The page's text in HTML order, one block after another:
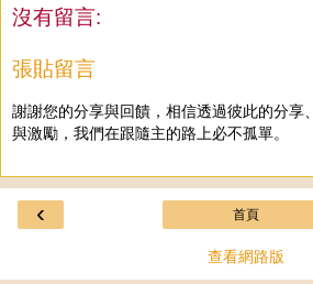
沒有留言:
張貼留言
謝謝您的分享與回饋，相信透過彼此的分享
與激勵，我們在跟隨主的路上必不孤單。
‹ 首頁
查看網路版